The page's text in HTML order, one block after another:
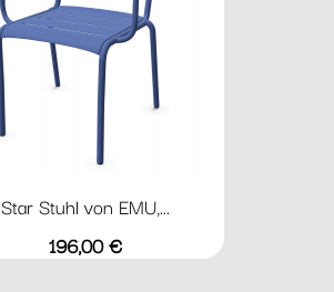
Star Stuhl von EMU,...
Preis
196,00 €